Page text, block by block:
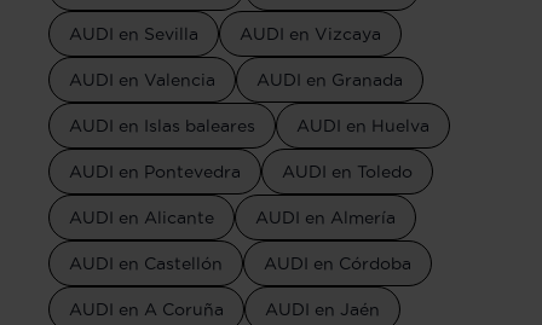
AUDI en Sevilla AUDI en Vizcaya
AUDI en Valencia AUDI en Granada
AUDI en Islas baleares AUDI en Huelva
AUDI en Pontevedra AUDI en Toledo
AUDI en Alicante AUDI en Almería
AUDI en Castellón AUDI en Córdoba
AUDI en A Coruña AUDI en Jaén